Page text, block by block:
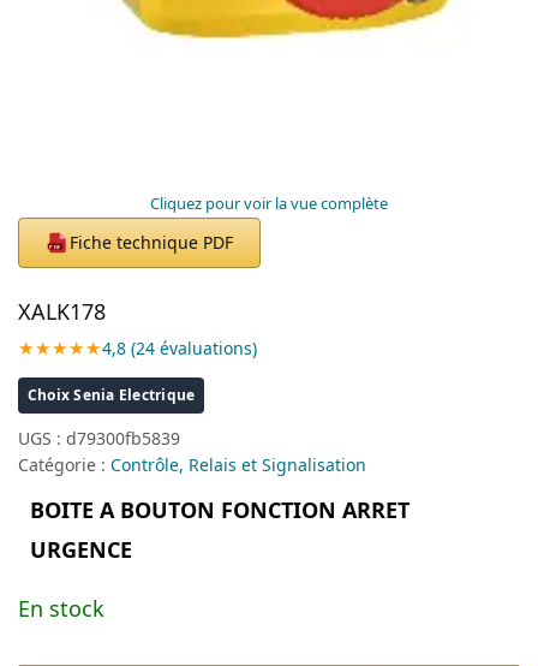
Cliquez pour voir la vue complète
PDF Fiche technique PDF
XALK178
★★★★★4,8 (24 évaluations)
Choix Senia Electrique
UGS : d79300fb5839
Catégorie : Contrôle, Relais et Signalisation
BOITE A BOUTON FONCTION ARRET
URGENCE
En stock